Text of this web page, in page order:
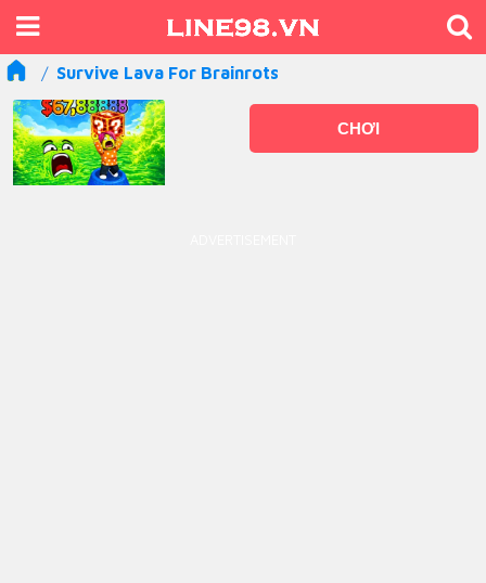
Survive Lava For Brainrots
CHƠI